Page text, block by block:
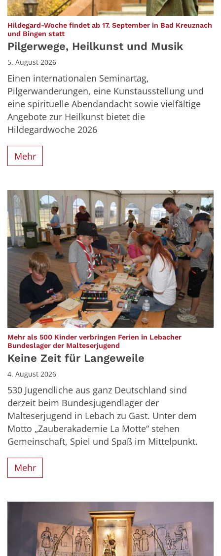
Hildegard-Woche findet ab 17. September in Bad Kreuznach
und Bingen statt
Pilgerwege, Heilkunst und Musik
5. August 2026
Einen internationalen Seminartag,
Pilgerwanderungen, eine Kunstausstellung und
eine spirituelle Abendandacht sowie vielfältige
Angebote zur Heilkunst bietet die
Hildegardwoche 2026
Mehr
Mehr als 500 Kinder verbringen Ferien in Lebacher
Bundeslager der Malteserjugend
Keine Zeit für Langeweile
4. August 2026
530 Jugendliche aus ganz Deutschland sind
derzeit beim Bundesjugendlager der
Malteserjugend in Lebach zu Gast. Unter dem
Motto „Zauberakademie La Motte“ stehen
Gemeinschaft, Spiel und Spaß im Mittelpunkt.
Mehr